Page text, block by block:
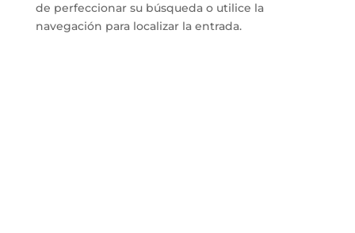
de perfeccionar su búsqueda o utilice la
navegación para localizar la entrada.